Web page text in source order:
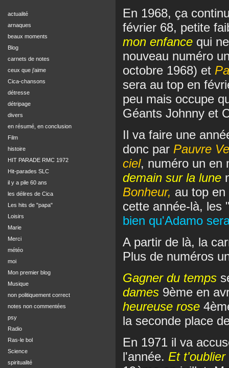
actualité
arnaques
beaux moments
Blog
carnets de notes
ceux que j'aime
Cica-chansons
détresse
détripage
divers
en résumé, en conclusion
Film
histoire
HIT PARADE RMC 1972
Hit-parades SLC
il y a pile 60 ans
les délires de Cica
Les hits de "papa"
Loisirs
Marie
Merci
météo
moi
Mon premier blog
Musique
non politiquement correct
notes non commentées
psy
Radio
Ras-le bol
Science
spiritualité
En 1968, ça
février 68, petite
mon enfance qui
nouveau numéro
octobre 1968) et
sera au top en
peu mais occupe
Géants Johnny et
Il va faire une
donc par Pauvre
ciel, numéro un en
demain sur la lune
Bonheur, au top
cette année-là, les
bien qu'Adamo
A partir de là, la
Plus de numéros
Gagner du temps
dames 9ème en
heureuse rose
la seconde place
En 1971 il va
l'année. Et t'oublier